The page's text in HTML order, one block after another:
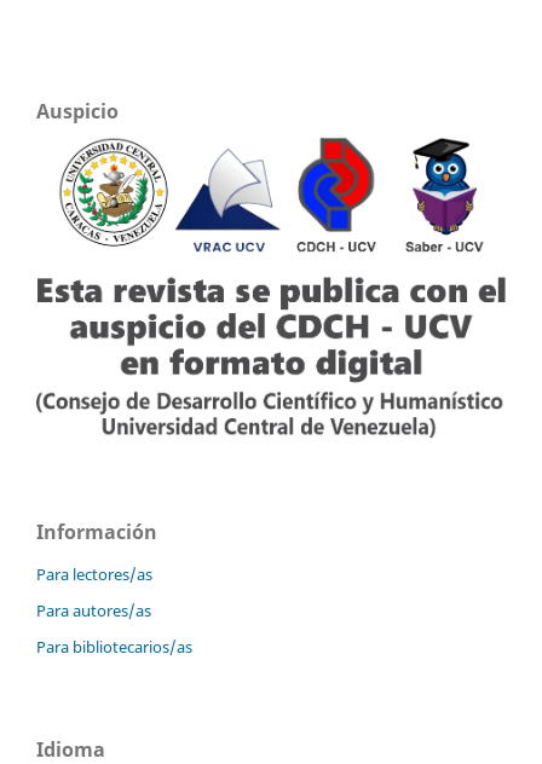
Auspicio
Información
Para lectores/as
Para autores/as
Para bibliotecarios/as
Idioma